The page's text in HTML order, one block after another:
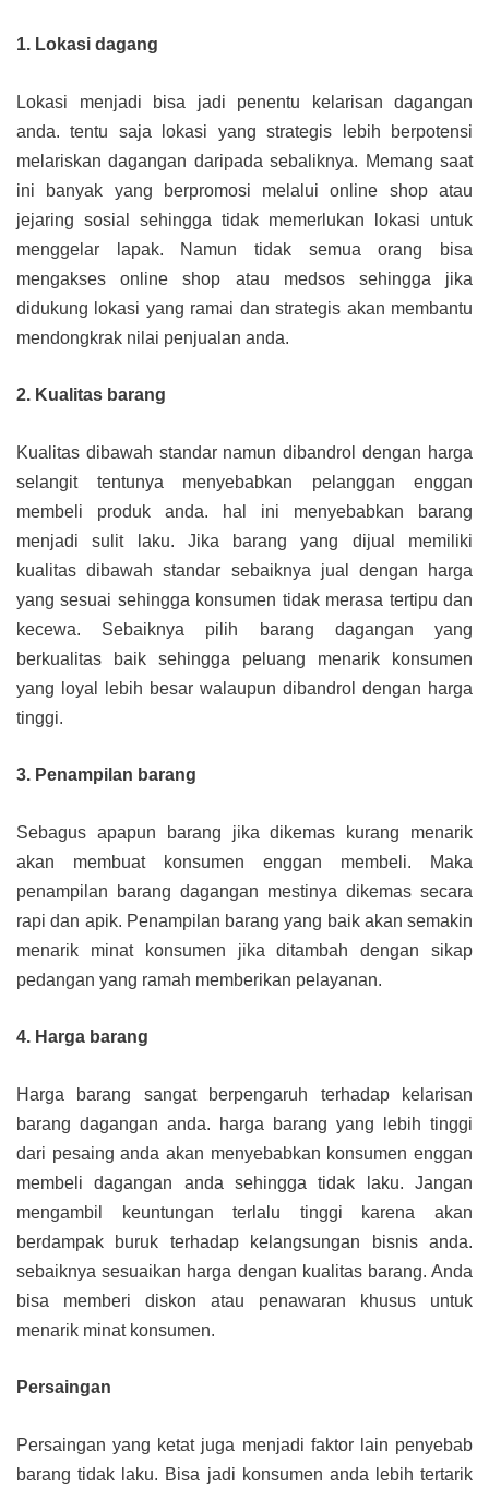
1. Lokasi dagang
Lokasi menjadi bisa jadi penentu kelarisan dagangan
anda. tentu saja lokasi yang strategis lebih berpotensi
melariskan dagangan daripada sebaliknya. Memang saat
ini banyak yang berpromosi melalui online shop atau
jejaring sosial sehingga tidak memerlukan lokasi untuk
menggelar lapak. Namun tidak semua orang bisa
mengakses online shop atau medsos sehingga jika
didukung lokasi yang ramai dan strategis akan membantu
mendongkrak nilai penjualan anda.
2. Kualitas barang
Kualitas dibawah standar namun dibandrol dengan harga
selangit tentunya menyebabkan pelanggan enggan
membeli produk anda. hal ini menyebabkan barang
menjadi sulit laku. Jika barang yang dijual memiliki
kualitas dibawah standar sebaiknya jual dengan harga
yang sesuai sehingga konsumen tidak merasa tertipu dan
kecewa. Sebaiknya pilih barang dagangan yang
berkualitas baik sehingga peluang menarik konsumen
yang loyal lebih besar walaupun dibandrol dengan harga
tinggi.
3. Penampilan barang
Sebagus apapun barang jika dikemas kurang menarik
akan membuat konsumen enggan membeli. Maka
penampilan barang dagangan mestinya dikemas secara
rapi dan apik. Penampilan barang yang baik akan semakin
menarik minat konsumen jika ditambah dengan sikap
pedangan yang ramah memberikan pelayanan.
4. Harga barang
Harga barang sangat berpengaruh terhadap kelarisan
barang dagangan anda. harga barang yang lebih tinggi
dari pesaing anda akan menyebabkan konsumen enggan
membeli dagangan anda sehingga tidak laku. Jangan
mengambil keuntungan terlalu tinggi karena akan
berdampak buruk terhadap kelangsungan bisnis anda.
sebaiknya sesuaikan harga dengan kualitas barang. Anda
bisa memberi diskon atau penawaran khusus untuk
menarik minat konsumen.
Persaingan
Persaingan yang ketat juga menjadi faktor lain penyebab
barang tidak laku. Bisa jadi konsumen anda lebih tertarik